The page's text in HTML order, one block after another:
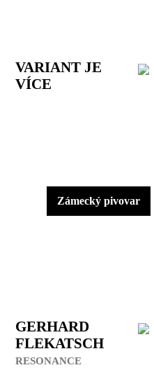
VARIANT JE
VÍCE
Zámecký pivovar
GERHARD
FLEKATSCH
RESONANCE